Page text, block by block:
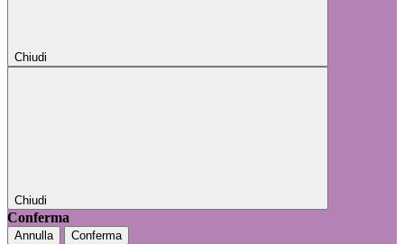
Chiudi
Chiudi
Conferma
Annulla Conferma